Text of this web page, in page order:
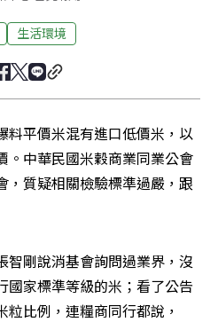
生活環境
料平價米混有進口低價米，以
。中華民國米穀商業同業公會
，質疑相關檢驗標準過嚴，跟
智剛說消基會詢問過業界，沒
國家標準等級的米；看了公告
比例，連糧商同行都說，